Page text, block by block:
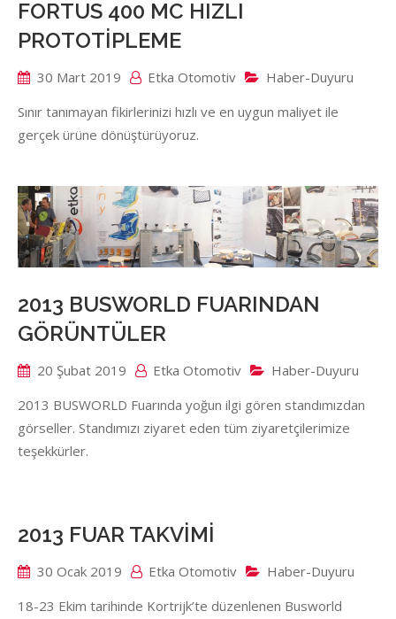
FORTUS 400 MC HIZLI
PROTOTİPLEME
30 Mart 2019 Etka Otomotiv
Haber-Duyuru
Sınır tanımayan fikirlerinizi hızlı ve en uygun maliyet ile
gerçek ürüne dönüştürüyoruz.
2013 BUSWORLD FUARINDAN
GÖRÜNTÜLER
20 Şubat 2019 Etka Otomotiv
Haber-Duyuru
2013 BUSWORLD Fuarında yoğun ilgi gören standımızdan
görseller. Standımızı ziyaret eden tüm ziyaretçilerimize
teşekkürler.
2013 FUAR TAKVİMİ
30 Ocak 2019 Etka Otomotiv
Haber-Duyuru
18-23 Ekim tarihinde Kortrijk’te düzenlenen Busworld